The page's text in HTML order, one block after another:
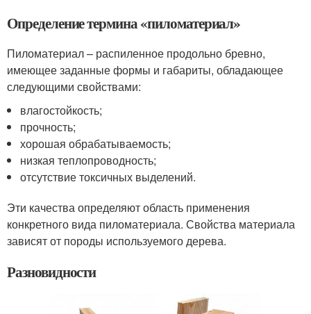
Определение термина «пиломатериал»
Пиломатериал – распиленное продольно бревно,
имеющее заданные формы и габариты, обладающее
следующими свойствами:
влагостойкость;
прочность;
хорошая обрабатываемость;
низкая теплопроводность;
отсутствие токсичных выделений.
Эти качества определяют область применения
конкретного вида пиломатериала. Свойства материала
зависят от породы используемого дерева.
Разновидности